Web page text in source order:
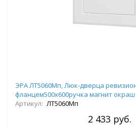
ЭРА ЛТ5060Мп, Люк-дверца
фланцем500х600ручка магнит
Артикул: ЛТ5060Мп
2 433 руб.